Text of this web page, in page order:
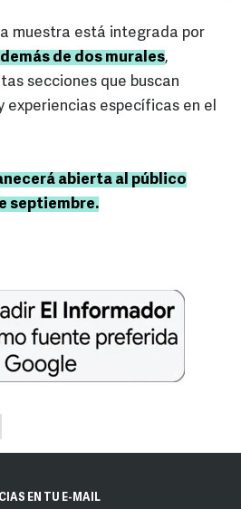
muestra está integrada por
de dos murales,
secciones que buscan
experiencias específicas en el
abierta al público
septiembre.
EN TU E-MAIL